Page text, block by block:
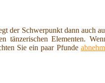
der Schwerpunkt dann auch
Elementen.
Sie ein paar Pfunde